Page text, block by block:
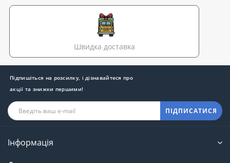
Швидка доставка
Підпишіться на розсилку, і дізнавайтеся про
акції та знижки першими!
ПІДПИСАТИСЯ
Інформація